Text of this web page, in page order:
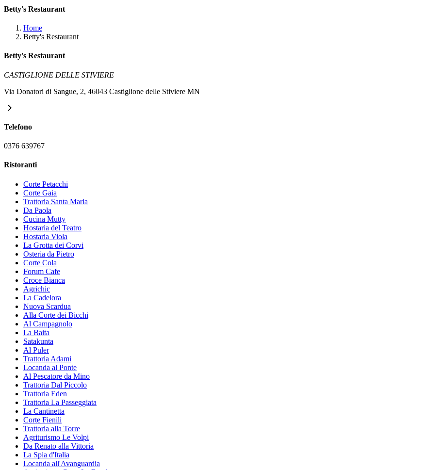
Betty's Restaurant
Home
Betty's Restaurant
Betty's Restaurant
CASTIGLIONE DELLE STIVIERE
Via Donatori di Sangue, 2, 46043 Castiglione delle Stiviere MN
Telefono
0376 639767
Ristoranti
Corte Petacchi
Corte Gaia
Trattoria Santa Maria
Da Paola
Cucina Mutty
Hostaria del Teatro
Hostaria Viola
La Grotta dei Corvi
Osteria da Pietro
Corte Cola
Forum Cafe
Croce Bianca
Agrichic
La Cadelora
Nuova Scardua
Alla Corte dei Bicchi
Al Campagnolo
La Baita
Satakunta
Al Puler
Trattoria Adami
Locanda al Ponte
Al Pescatore da Mino
Trattoria Dal Piccolo
Trattoria Eden
Trattoria La Passeggiata
La Cantinetta
Corte Fienili
Trattoria alla Torre
Agriturismo Le Volpi
Da Renato alla Vittoria
La Spia d'Italia
Locanda all'Avanguardia